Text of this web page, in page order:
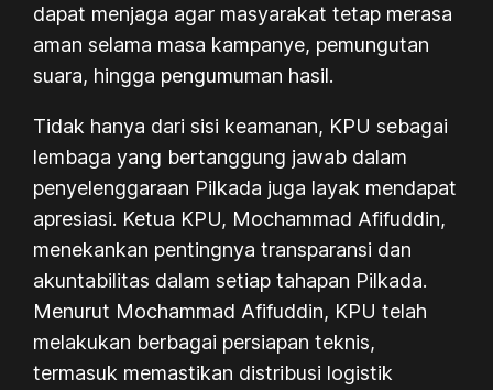
dapat menjaga agar masyarakat tetap merasa
aman selama masa kampanye, pemungutan
suara, hingga pengumuman hasil.
Tidak hanya dari sisi keamanan, KPU sebagai
lembaga yang bertanggung jawab dalam
penyelenggaraan Pilkada juga layak mendapat
apresiasi. Ketua KPU, Mochammad Afifuddin,
menekankan pentingnya transparansi dan
akuntabilitas dalam setiap tahapan Pilkada.
Menurut Mochammad Afifuddin, KPU telah
melakukan berbagai persiapan teknis,
termasuk memastikan distribusi logistik